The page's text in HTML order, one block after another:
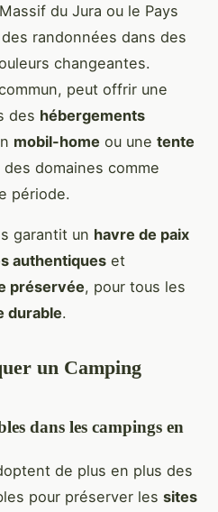
du Jura ou le Pays
randonnées dans des
changeantes.
peut offrir une
des hébergements
mobil-home ou une tente
domaines comme
période.
garantit un havre de paix
authentiques et
préservée, pour tous les
durable.
un Camping
dans les campings en
de plus en plus des
pour préserver les sites